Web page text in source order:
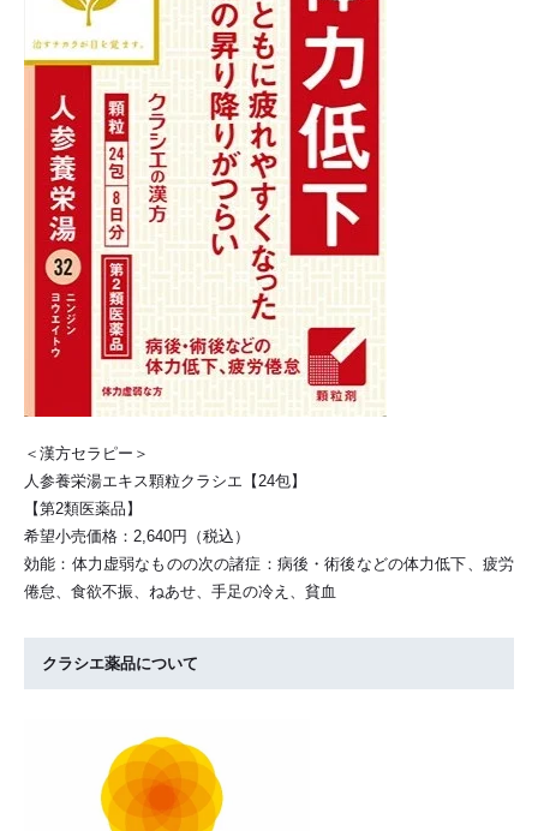
＜漢方セラピー＞
人参養栄湯エキス顆粒クラシエ【24包】
【第2類医薬品】
希望小売価格：2,640円（税込）
効能：体力虚弱なものの次の諸症：病後・術後などの体力低下、疲労
倦怠、食欲不振、ねあせ、手足の冷え、貧血
クラシエ薬品について